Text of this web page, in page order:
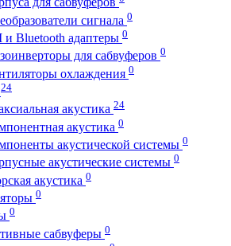
сигнала 0
и Bluetooth адаптеры 0
для сабвуферов 0
охлаждения 0
24
акустика 24
акустика 0
акустической системы 0
акустические системы 0
акустика 0
0
0
сабвуферы 0